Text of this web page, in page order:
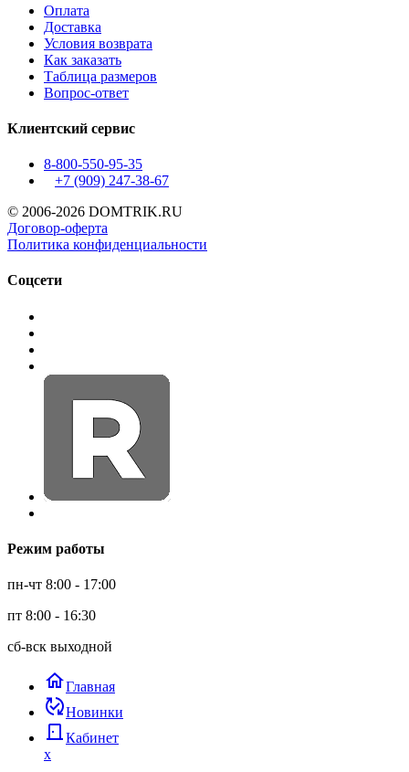
Оплата
Доставка
Условия возврата
Как заказать
Таблица размеров
Вопрос-ответ
Клиентский сервис
8-800-550-95-35
+7 (909) 247-38-67
© 2006-2026 DOMTRIK.RU
Договор-оферта
Политика конфиденциальности
Соцсети
Режим работы
пн-чт 8:00 - 17:00
пт 8:00 - 16:30
сб-вск выходной
homeГлавная
published_with_changesНовинки
door_back Кабинет
x